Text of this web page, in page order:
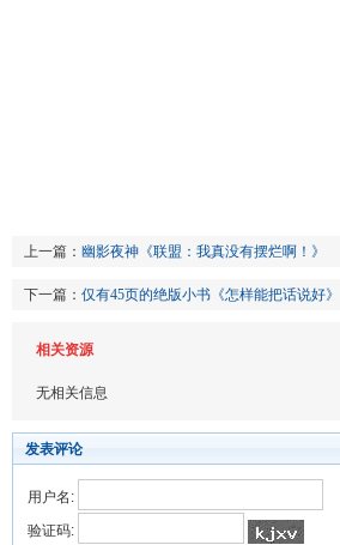
上一篇： 幽影夜神《联盟：我真没有摆烂啊！》
下一篇： 仅有45页的绝版小书《怎样能把话说好》
相关资源
无相关信息
发表评论
用户名:
验证码: